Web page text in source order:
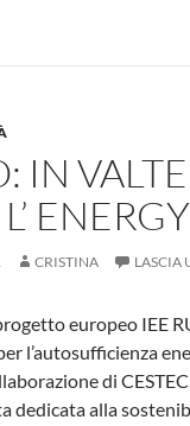
g
vi
IN
CRISTINA LASCIA
europeo IEE
l’autosufficienza
di
dedicata alla